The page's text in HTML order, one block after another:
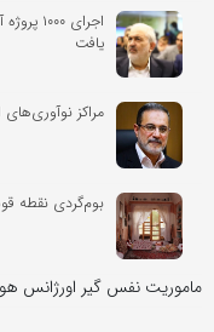
یافت
مراکز
بوم‌گردی‌ نقطه
ماموریت نفس گیر اورژانس